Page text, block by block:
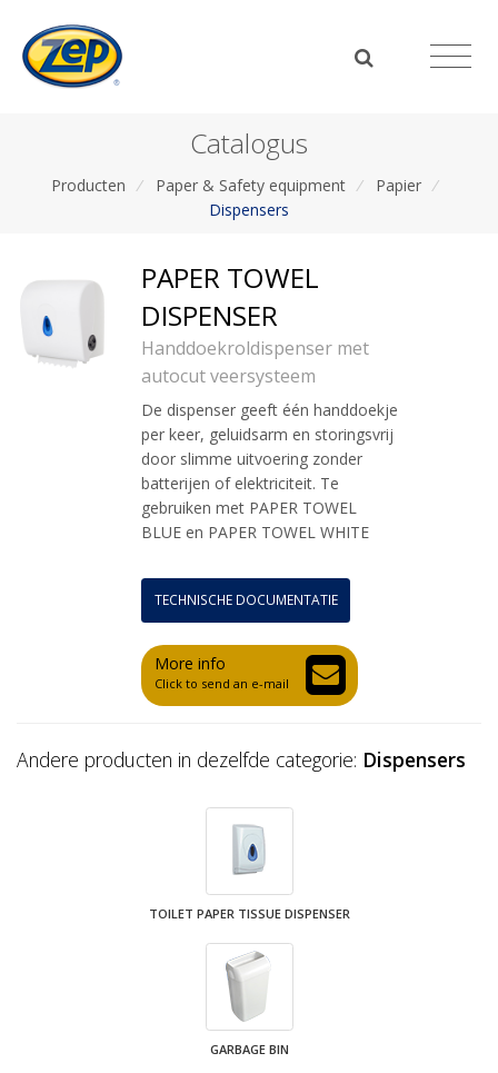
Catalogus
Producten / Paper & Safety equipment / Papier /
Dispensers
PAPER TOWEL
DISPENSER
Handdoekroldispenser met
autocut veersysteem
De dispenser geeft één handdoekje
per keer, geluidsarm en storingsvrij
door slimme uitvoering zonder
batterijen of elektriciteit. Te
gebruiken met PAPER TOWEL
BLUE en PAPER TOWEL WHITE
TECHNISCHE DOCUMENTATIE
More info
Click to send an e-mail
Andere producten in dezelfde categorie: Dispensers
TOILET PAPER TISSUE DISPENSER
GARBAGE BIN